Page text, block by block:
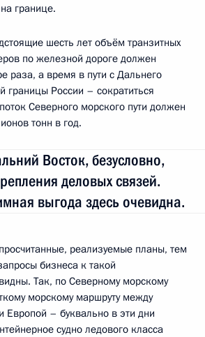
границе.
шесть лет объём транзитных
по железной дороге должен
раза, а время в пути с Дальнего
границы России – сократиться
Северного морского пути должен
тонн в год.
Восток, безусловно,
деловых связей.
выгода здесь очевидна.
реализуемые планы, тем
бизнеса к такой
Так, по Северному морскому
морскому маршруту между
Европой – буквально в эти дни
судно ледового класса